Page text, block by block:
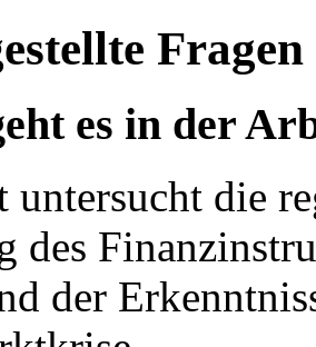
Fragen
es in der
untersucht die
des
der